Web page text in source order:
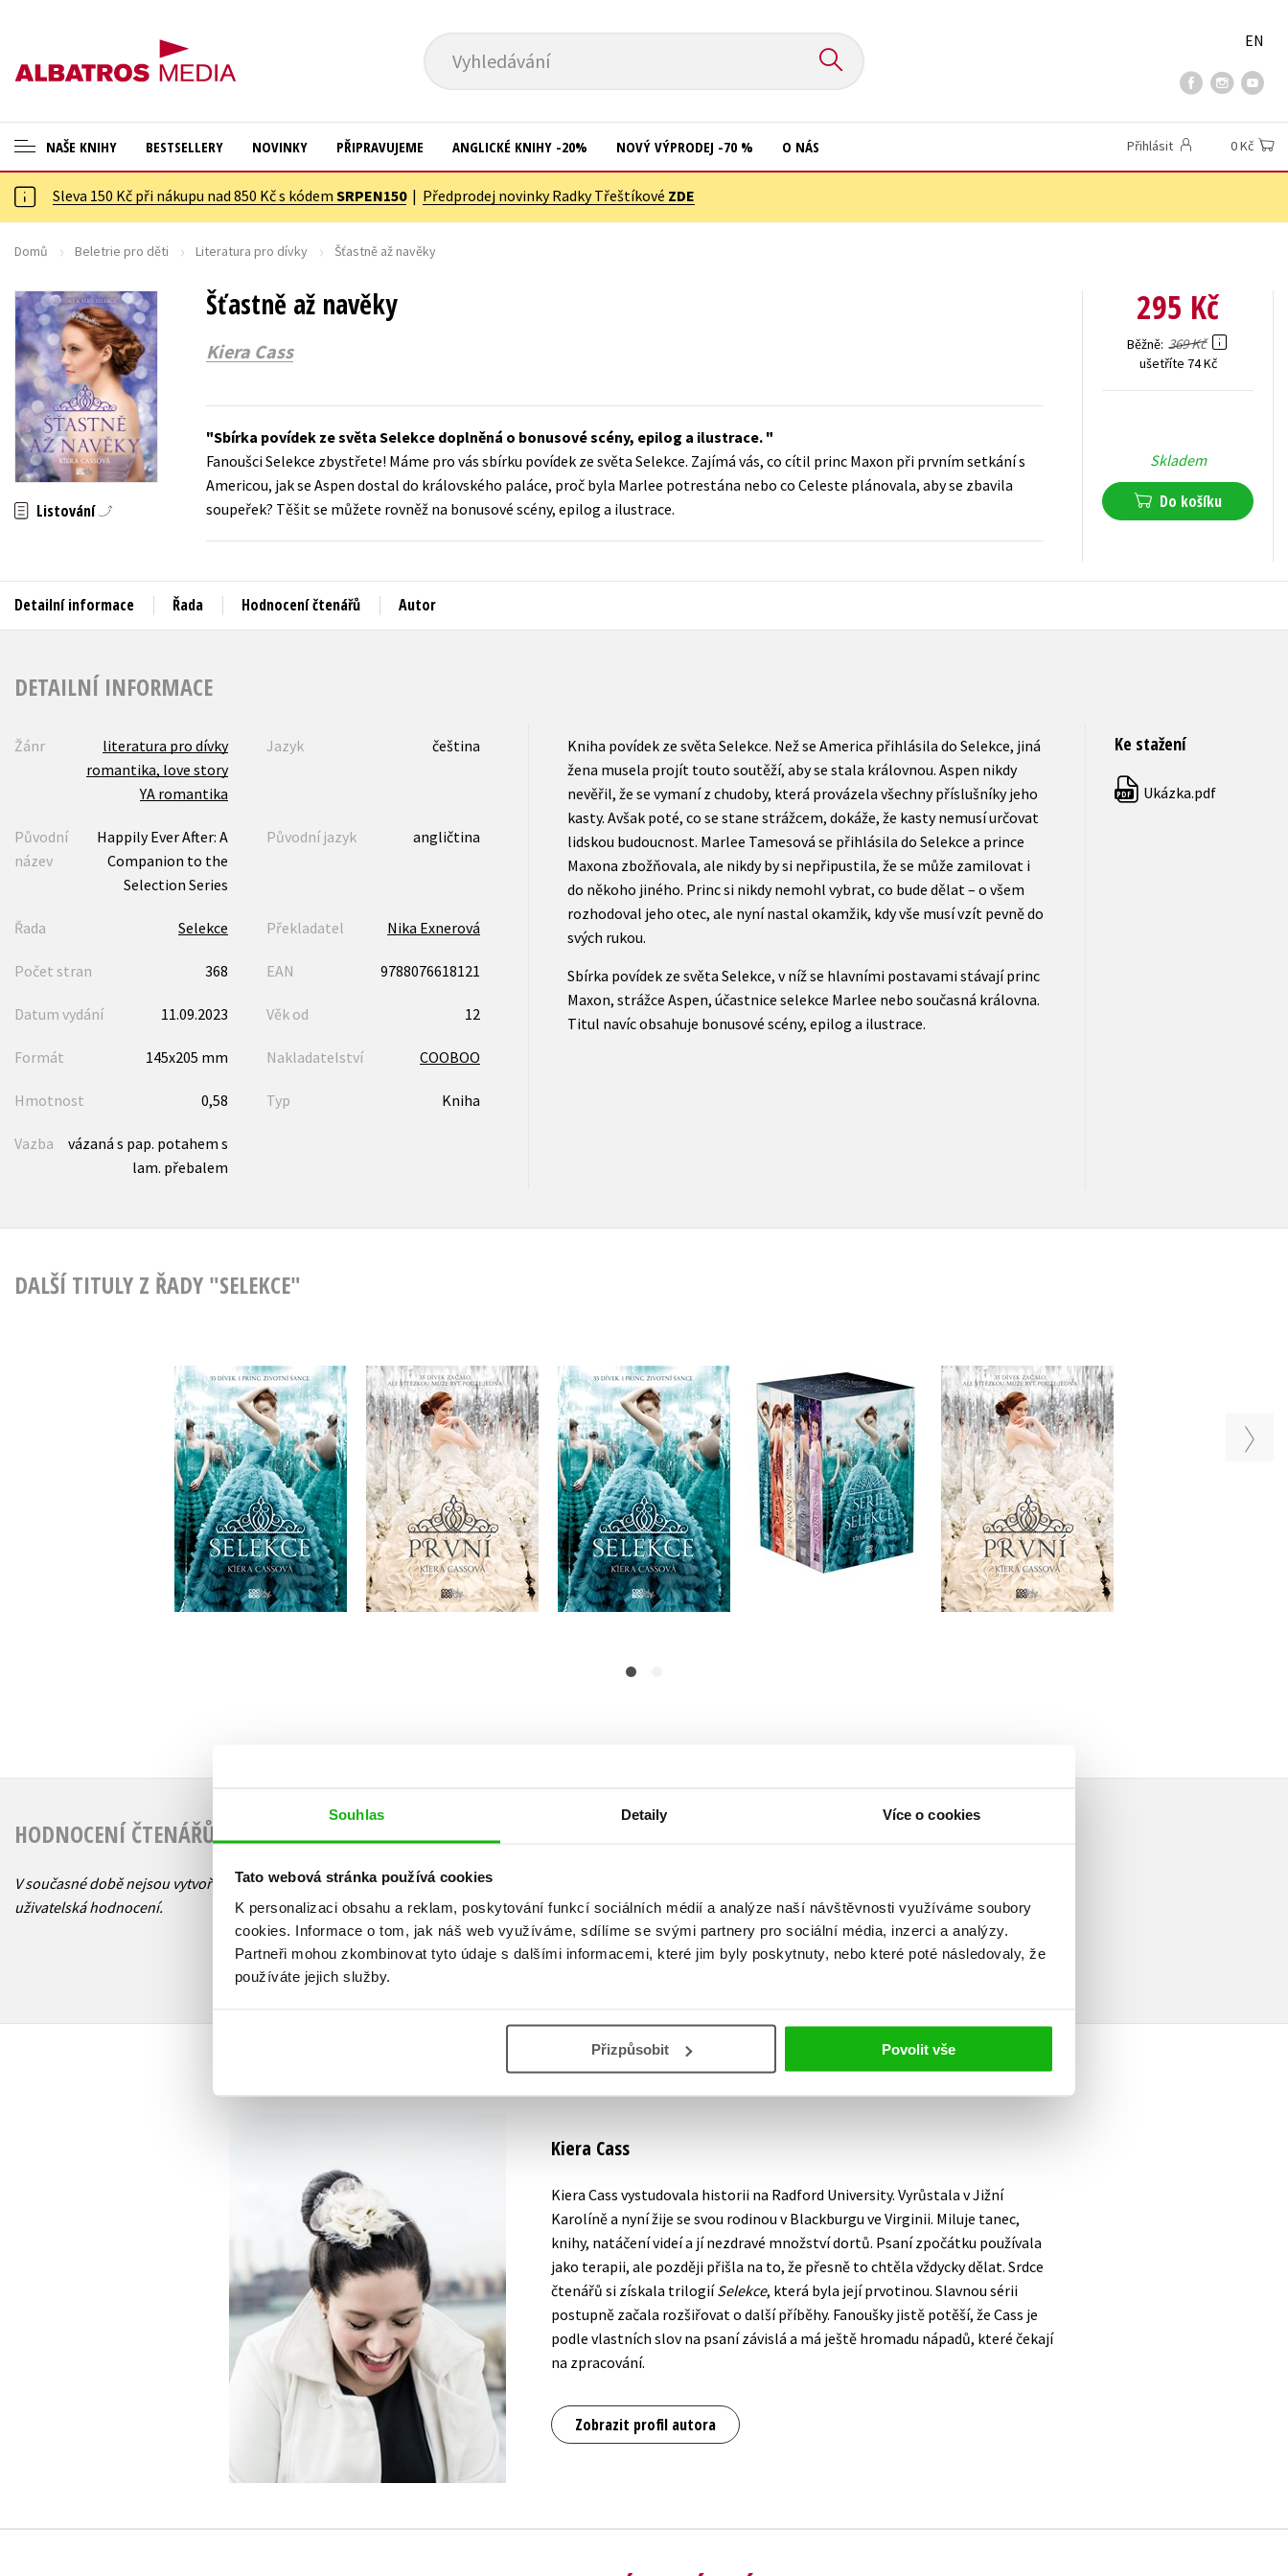
Souhlas Detaily Více o cookies
Tato webová stránka používá cookies
K personalizaci obsahu a reklam, poskytování funkcí sociálních médií a analýze naší návštěvnosti využíváme soubory
cookies. Informace o tom, jak náš web využíváme, sdílíme se svými partnery pro sociální média, inzerci a analýzy.
Partneři mohou zkombinovat tyto údaje s dalšími informacemi, které jim byly poskytnuty, nebo které poté následovaly, že
používáte jejich služby.
Přizpůsobit Povolit vše
Vyhledávání
EN
NAŠE KNIHY
ANGLICKÉ KNIHY -20 %
NOVÝ VÝPRODEJ -70 %
ASTERIX S DÁRKEM
🎁DÁRKOVÉ PUBLIKACE
✉️ DÁRKOVÉ POUKAZY
Auto - moto
Beletrie pro děti
Beletrie pro dospělé
Cestování
Dárkové publikace
Digitální fotografie
Esoterika a duchovní svět
Hobby
Jazyky
Kalendáře
Populárně - naučná pro dospělé
Populárně - naučné pro děti
Předškoláci
Příroda a zahrada
Young adult (SK)
Všechny tituly
BESTSELLERY NOVINKY PŘIPRAVUJEME ANGLICKÉ KNIHY -20% NOVÝ VÝPRODEJ -70 % O NÁS Přihlásit 0 Kč
Sleva 150 Kč při nákupu nad 850 Kč s kódem SRPEN150| Předprodej novinky Radky Třeštíkové ZDE
Domů Beletrie pro děti Literatura pro dívky Šťastně až navěky
Šťastně až navěky
Kiera Cass
Listování
Sbírka povídek ze světa Selekce doplněná o bonusové scény, epilog a ilustrace.
Fanoušci Selekce zbystřete! Máme pro vás sbírku povídek ze světa Selekce. Zajímá vás, co cítil princ Maxon při prvním setkání s
Americou, jak se Aspen dostal do královského paláce, proč byla Marlee potrestána nebo co Celeste plánovala, aby se zbavila
soupeřek? Těšit se můžete rovněž na bonusové scény, epilog a ilustrace.
295 Kč
Běžně 369 Kč
ušetříte 74 Kč
Skladem
Do košíku
Detailní informace Řada Hodnocení čtenářů Autor
DETAILNÍ INFORMACE
Žánr
literatura pro dívky
romantika, love story
YA romantika
Jazyk čeština
Původní
název
Happily Ever After: A
Companion to the
Selection Series
Původní jazyk angličtina
Řada Selekce Překladatel Nika Exnerová
Počet stran 368 EAN 9788076618121
Datum vydání 11.09.2023 Věk od 12
Formát 145x205 mm Nakladatelství COOBOO
Hmotnost 0,58 Typ Kniha
Vazba
vázaná s pap. potahem s
lam. přebalem
Kniha povídek ze světa Selekce. Než se America přihlásila do Selekce, jiná
žena musela projít touto soutěží, aby se stala královnou. Aspen nikdy
nevěřil, že se vymaní z chudoby, která provázela všechny příslušníky jeho
kasty. Avšak poté, co se stane strážcem, dokáže, že kasty nemusí určovat
lidskou budoucnost. Marlee Tamesová se přihlásila do Selekce a prince
Maxona zbožňovala, ale nikdy by si nepřipustila, že se může zamilovat i
do někoho jiného. Princ si nikdy nemohl vybrat, co bude dělat – o všem
rozhodoval jeho otec, ale nyní nastal okamžik, kdy vše musí vzít pevně do
svých rukou.
Sbírka povídek ze světa Selekce, v níž se hlavními postavami stávají princ
Maxon, strážce Aspen, účastnice selekce Marlee nebo současná královna.
Titul navíc obsahuje bonusové scény, epilog a ilustrace.
Ke stažení
PDF Ukázka.pdf
DALŠÍ TITULY Z ŘADY "SELEKCE"
Selekce
Kiera Cass
Do košíku
399 Kč
319 Kč
První
Kiera Cass
Do košíku
369 Kč
295 Kč
Selekce
Kiera Cass
Do košíku
349 Kč
279 Kč
Selekce BOX 1-5
Kiera Cass
Do košíku
První
Kiera Cass
Do košíku
349 Kč
279 Kč
Kiera Cass
HODNOCENÍ ČTENÁŘŮ
V současné době nejsou vytvořena žádná
uživatelská hodnocení.
Vaše hodnocení
Uživatelskou recenzi mohou vkládat pouze registrovaní uživatelé
Přihlásit
AUTOR KNIHY
Kiera Cass
Kiera Cass vystudovala historii na Radford University. Vyrůstala v Jižní
Karolíně a nyní žije se svou rodinou v Blackburgu ve Virginii. Miluje tanec,
knihy, natáčení videí a jí nezdravé množství dortů. Psaní zpočátku používala
jako terapii, ale později přišla na to, že přesně to chtěla vždycky dělat. Srdce
čtenářů si získala trilogiíSelekce, která byla její prvotinou. Slavnou sérii
postupně začala rozšiřovat o další příběhy. Fanoušky jistě potěší, že Cass je
podle vlastních slov na psaní závislá a má ještě hromadu nápadů, které čekají
na zpracování.
Zobrazit profil autora